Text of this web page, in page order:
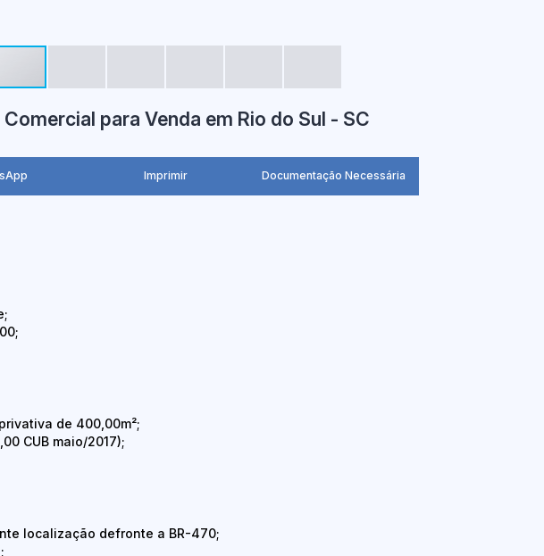
Comercial para Venda em Rio do Sul - SC
Imprimir Documentação Necessária
de 400,00m²;
CUB maio/2017);
localização defronte a BR-470;